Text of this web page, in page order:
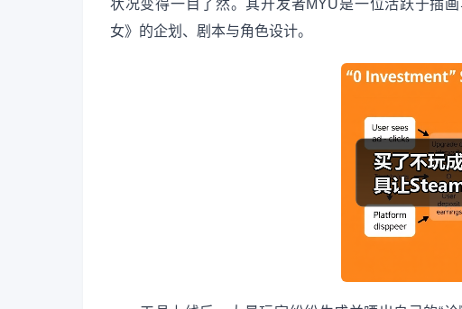
状况变得一目了然。其开发者MYU是一位活跃于插
女》的企划、剧本与角色设计。